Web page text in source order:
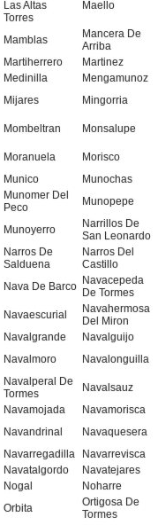
Las Altas
Torres
Maello
Mamblas
Mancera De
Arriba
Martiherrero Martinez
Medinilla Mengamunoz
Mijares Mingorria
Mombeltran Monsalupe
Moranuela Morisco
Munico Munochas
Munomer Del
Peco
Munopepe
Munoyerro
Narrillos De
San Leonardo
Narros De
Salduena
Narros Del
Castillo
Nava De Barco Navacepeda
De Tormes
Navaescurial
Navahermosa
Del Miron
Navalgrande Navalguijo
Navalmoro Navalonguilla
Navalperal De
Tormes
Navalsauz
Navamojada Navamorisca
Navandrinal Navaquesera
Navarregadilla Navarrevisca
Navatalgordo Navatejares
Nogal Noharre
Orbita
Ortigosa De
Tormes